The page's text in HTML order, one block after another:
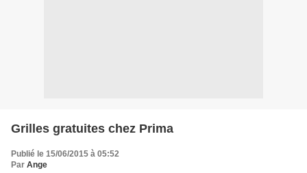
Grilles gratuites chez Prima
Publié le 15/06/2015 à 05:52
Par Ange